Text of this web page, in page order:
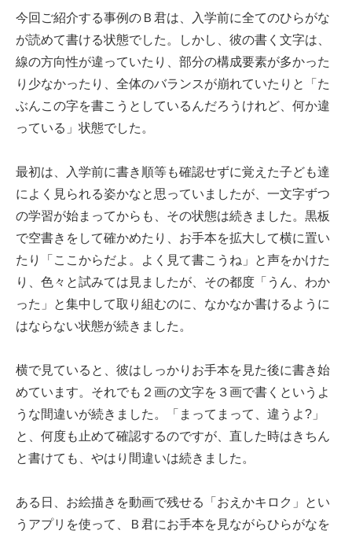
今回ご紹介する事例のＢ君は、入学前に全てのひらがな
が読めて書ける状態でした。しかし、彼の書く文字は、
線の方向性が違っていたり、部分の構成要素が多かった
り少なかったり、全体のバランスが崩れていたりと「た
ぶんこの字を書こうとしているんだろうけれど、何か違
っている」状態でした。
最初は、入学前に書き順等も確認せずに覚えた子ども達
によく見られる姿かなと思っていましたが、一文字ずつ
の学習が始まってからも、その状態は続きました。黒板
で空書きをして確かめたり、お手本を拡大して横に置い
たり「ここからだよ。よく見て書こうね」と声をかけた
り、色々と試みては見ましたが、その都度「うん、わか
った」と集中して取り組むのに、なかなか書けるように
はならない状態が続きました。
横で見ていると、彼はしっかりお手本を見た後に書き始
めています。それでも２画の文字を３画で書くというよ
うな間違いが続きました。「まってまって、違うよ?」
と、何度も止めて確認するのですが、直した時はきちん
と書けても、やはり間違いは続きました。
ある日、お絵描きを動画で残せる「おえかキロク」とい
うアプリを使って、Ｂ君にお手本を見ながらひらがなを